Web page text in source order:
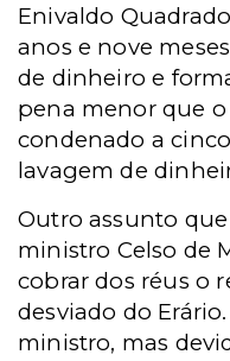
Enivaldo
anos e nove
de dinheiro e
pena menor que
condenado a
lavagem de
Outro assunto
ministro Celso de
cobrar dos réus o
desviado do
ministro, mas